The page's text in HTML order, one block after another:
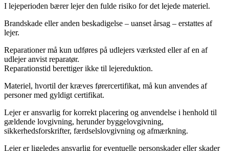
I lejeperioden bærer lejer den fulde risiko for det lejede materiel.
Brandskade eller anden beskadigelse – uanset årsag – erstattes af
lejer.
Reparationer må kun udføres på udlejers værksted eller af en af
udlejer anvist reparatør.
Reparationstid berettiger ikke til lejereduktion.
Materiel, hvortil der kræves førercertifikat, må kun anvendes af
personer med gyldigt certifikat.
Lejer er ansvarlig for korrekt placering og anvendelse i henhold til
gældende lovgivning, herunder byggelovgivning,
sikkerhedsforskrifter, færdselslovgivning og afmærkning.
Lejer er ligeledes ansvarlig for eventuelle personskader eller skader